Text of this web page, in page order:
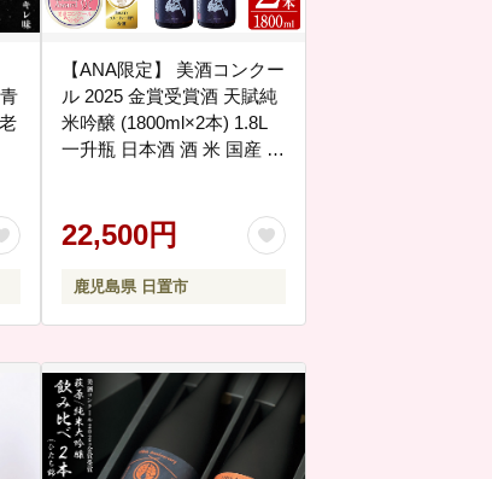
【ANA限定】 美酒コンクー
ル 2025 金賞受賞酒 天賦純
米吟醸 (1800ml×2本) 1.8L
一升瓶 日本酒 酒 米 国産 食
No.729
22,500円
鹿児島県 日置市